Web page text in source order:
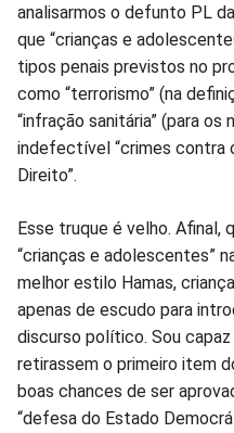
analisarmos o defunto PL
que “crianças e
tipos penais previstos no
como “terrorismo” (na
“infração sanitária” (para os
indefectível “crimes contra
Direito”.
Esse truque é velho. Afinal,
“crianças e adolescentes”
melhor estilo Hamas,
apenas de escudo para
discurso político. Sou
retirassem o primeiro item
boas chances de ser
“defesa do Estado